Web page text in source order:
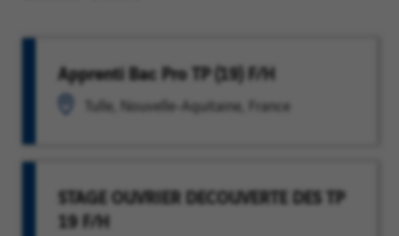
Apprenti Bac Pro TP (19) F/H
Tulle, Nouvelle-Aquitaine, France
STAGE OUVRIER DECOUVERTE DES TP
19 F/H